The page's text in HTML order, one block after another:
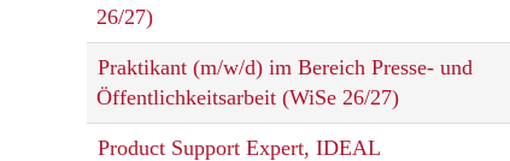
26/27)
Praktikant (m/w/d) im Bereich Presse- und
Öffentlichkeitsarbeit (WiSe 26/27)
Product Support Expert, IDEAL